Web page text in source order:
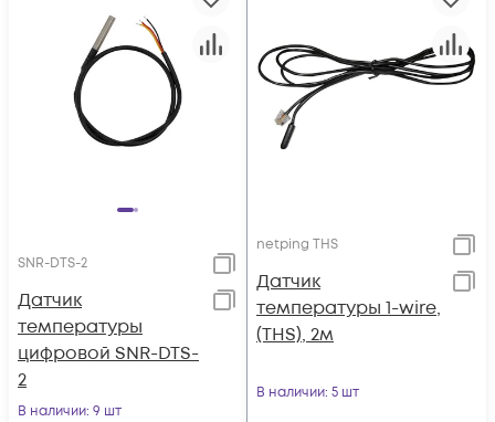
SNR-DTS-2
Датчик
температуры
цифровой SNR-DTS-
2
В наличии: 9 шт
netping THS
Датчик
температуры 1-wire,
(THS), 2м
В наличии: 5 шт